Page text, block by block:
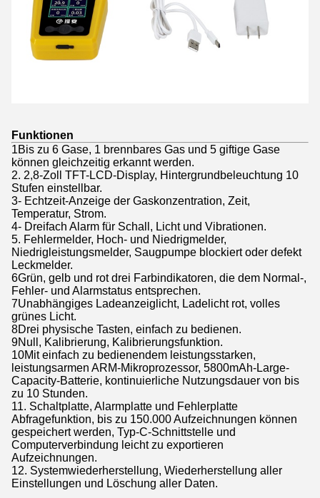
Funktionen
1Bis zu 6 Gase, 1 brennbares Gas und 5 giftige Gase
können gleichzeitig erkannt werden.
2. 2,8-Zoll TFT-LCD-Display, Hintergrundbeleuchtung 10
Stufen einstellbar.
3- Echtzeit-Anzeige der Gaskonzentration, Zeit,
Temperatur, Strom.
4- Dreifach Alarm für Schall, Licht und Vibrationen.
5. Fehlermelder, Hoch- und Niedrigmelder,
Niedrigleistungsmelder, Saugpumpe blockiert oder defekt
Leckmelder.
6Grün, gelb und rot drei Farbindikatoren, die dem Normal-,
Fehler- und Alarmstatus entsprechen.
7Unabhängiges Ladeanzeiglicht, Ladelicht rot, volles
grünes Licht.
8Drei physische Tasten, einfach zu bedienen.
9Null, Kalibrierung, Kalibrierungsfunktion.
10Mit einfach zu bedienendem leistungsstarken,
leistungsarmen ARM-Mikroprozessor, 5800mAh-Large-
Capacity-Batterie, kontinuierliche Nutzungsdauer von bis
zu 10 Stunden.
11. Schaltplatte, Alarmplatte und Fehlerplatte
Abfragefunktion, bis zu 150.000 Aufzeichnungen können
gespeichert werden, Typ-C-Schnittstelle und
Computerverbindung leicht zu exportieren
Aufzeichnungen.
12. Systemwiederherstellung, Wiederherstellung aller
Einstellungen und Löschung aller Daten.